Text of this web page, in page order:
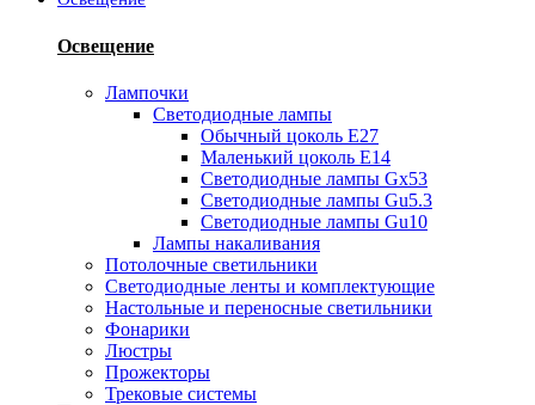
Освещение
Лампочки
Светодиодные лампы
Обычный цоколь Е27
Маленький цоколь Е14
Светодиодные лампы Gx53
Светодиодные лампы Gu5.3
Светодиодные лампы Gu10
Лампы накаливания
Потолочные светильники
Светодиодные ленты и комплектующие
Настольные и переносные светильники
Фонарики
Люстры
Прожекторы
Трековые системы